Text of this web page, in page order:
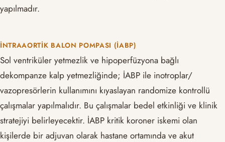
yapılmadır.
İNTRAAORTIK BALON POMPASI (İABP)
Sol ventriküler yetmezlik ve hipoperfüzyona bağlı
dekompanze kalp yetmezliğinde; İABP ile inotroplar/
vazopresörlerin kullanımını kıyaslayan randomize kontrollü
çalışmalar yapılmalıdır. Bu çalışmalar bedel etkinliği ve klinik
stratejiyi belirleyecektir. İABP kritik koroner iskemi olan
kişilerde bir adjuvan olarak hastane ortamında ve akut